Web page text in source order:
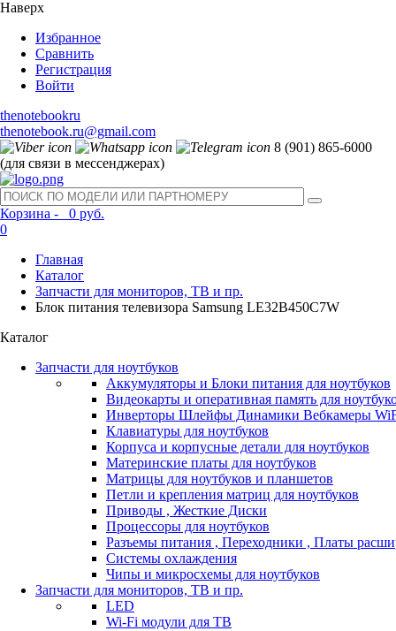
Наверх
Избранное
Сравнить
Регистрация
Войти
thenotebookru
thenotebook.ru@gmail.com
8 (901) 865-6000
(для связи в мессенджерах)
Корзина -
0 руб.
0
Главная
Каталог
Запчасти для мониторов, ТВ и пр.
Блок питания телевизора Samsung LE32B450C7W
Каталог
Запчасти для ноутбуков
Аккумуляторы и Блоки питания для ноутбуков
Видеокарты и оперативная память для
Инверторы Шлейфы Динамики Вебкамеры
Клавиатуры для ноутбуков
Корпуса и корпусные детали для ноутбуков
Материнские платы для ноутбуков
Матрицы для ноутбуков и планшетов
Петли и крепления матриц для ноутбуков
Приводы , Жесткие Диски
Процессоры для ноутбуков
Разъемы питания , Переходники , Платы
Системы охлаждения
Чипы и микросхемы для ноутбуков
Запчасти для мониторов, ТВ и пр.
LED
Wi-Fi модули для ТВ